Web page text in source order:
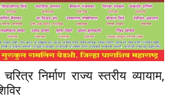
निर्माण राज्य स्तरीय व्यायाम,